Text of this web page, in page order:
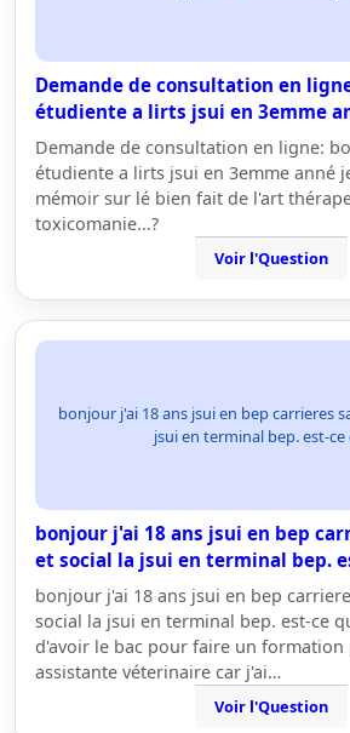
Demande de consultation en
étudiente a lirts jsui en 3emme
Demande de consultation en ligne:
étudiente a lirts jsui en 3emme anné
mémoir sur lé bien fait de l'art
toxicomanie...?
Voir l'Question
bonjour j'ai 18 ans jsui en bep carrieres
jsui en terminal bep. est-ce
bonjour j'ai 18 ans jsui en bep
et social la jsui en terminal bep.
bonjour j'ai 18 ans jsui en bep
social la jsui en terminal bep. est-ce
d'avoir le bac pour faire un
assistante véterinaire car j'ai…
Voir l'Question